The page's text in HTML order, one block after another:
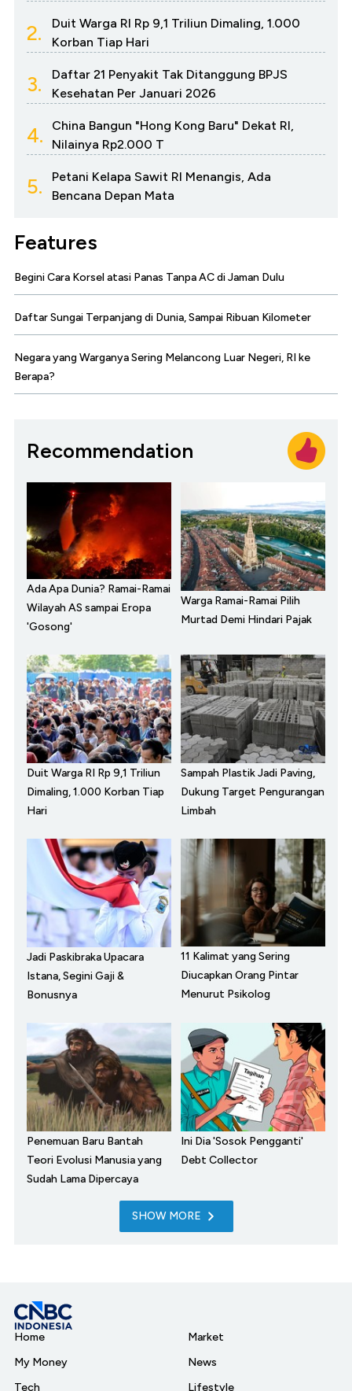
2.
Duit Warga RI Rp 9,1 Triliun Dimaling, 1.000
Korban Tiap Hari
3.
Daftar 21 Penyakit Tak Ditanggung BPJS
Kesehatan Per Januari 2026
4.
China Bangun "Hong Kong Baru" Dekat RI,
Nilainya Rp2.000 T
5.
Petani Kelapa Sawit RI Menangis, Ada
Bencana Depan Mata
Features
Begini Cara Korsel atasi Panas Tanpa AC di Jaman Dulu
Daftar Sungai Terpanjang di Dunia, Sampai Ribuan Kilometer
Negara yang Warganya Sering Melancong Luar Negeri, RI ke
Berapa?
Recommendation
Ada Apa Dunia? Ramai-Ramai
Wilayah AS sampai Eropa
'Gosong'
Warga Ramai-Ramai Pilih
Murtad Demi Hindari Pajak
Duit Warga RI Rp 9,1 Triliun
Dimaling, 1.000 Korban Tiap
Hari
Sampah Plastik Jadi Paving,
Dukung Target Pengurangan
Limbah
Jadi Paskibraka Upacara
Istana, Segini Gaji &
Bonusnya
11 Kalimat yang Sering
Diucapkan Orang Pintar
Menurut Psikolog
Penemuan Baru Bantah
Teori Evolusi Manusia yang
Sudah Lama Dipercaya
Ini Dia 'Sosok Pengganti'
Debt Collector
SHOW MORE
Home
My Money
Tech
Market
News
Lifestyle